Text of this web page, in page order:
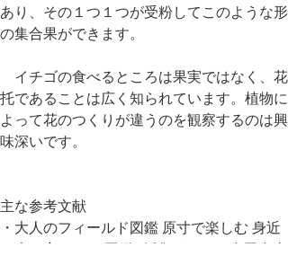
あり、その１つ１つが受粉してこのような形
の集合果ができます。
イチゴの食べるところは果実ではなく、花
托であることは広く知られています。植物に
よって花のつくりが違うのを観察するのは興
味深いです。
主な参考文献
・大人のフィールド図鑑 原寸で楽しむ 身近